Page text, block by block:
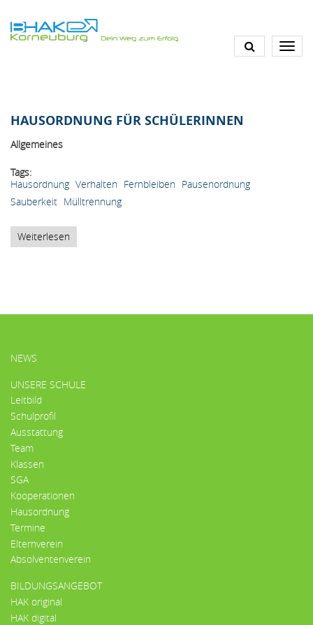
zum
Inhalt
HAUSORDNUNG FÜR SCHÜLERINNEN
Allgemeines
Tags
Hausordnung Verhalten Fernbleiben Pausenordnung
Sauberkeit Mülltrennung
Weiterlesen
Hausordnung
HAUPTMENÜ
NEWS
UNSERE SCHULE
Leitbild
Schulprofil
Ausstattung
Team
Klassen
SGA
Kooperationen
Hausordnung
Termine
Elternverein
Absolventenverein
BILDUNGSANGEBOT
HAK original
HAK digital